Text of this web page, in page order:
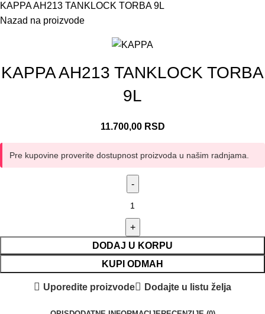
KAPPA AH213 TANKLOCK TORBA 9L
Nazad na proizvode
KAPPA AH213 TANKLOCK TORBA
9L
11.700,00 RSD
Pre kupovine proverite dostupnost proizvoda u našim radnjama.
DODAJ U KORPU
KUPI ODMAH
Uporedite proizvode Dodajte u listu želja